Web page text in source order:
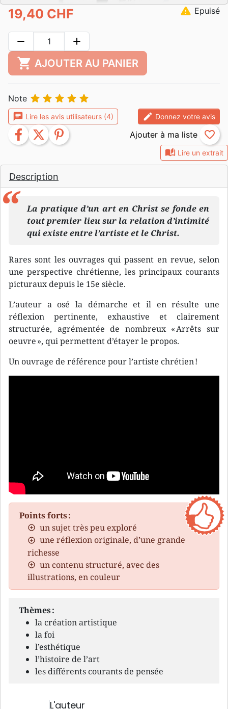
auto_stories Lire un extrait
Description
La pratique d’un art en Christ se fonde en
tout premier lieu sur la relation d’intimité
qui existe entre l’artiste et le Christ.
Rares sont les ouvrages qui passent en revue, selon
une perspective chrétienne, les principaux courants
picturaux depuis le 15e siècle.
L’auteur a osé la démarche et il en résulte une
réflexion pertinente, exhaustive et clairement
structurée, agrémentée de nombreux « Arrêts sur
oeuvre », qui permettent d’étayer le propos.
Un ouvrage de référence pour l’artiste chrétien !
Points forts :
un sujet très peu exploré
une réflexion originale, d’une grande
richesse
un contenu structuré, avec des
illustrations, en couleur
Thèmes :
la création artistique
la foi
l’esthétique
l’histoire de l’art
les différents courants de pensée
L'auteur
19,40 CHF warning Epuisé
remove add
shopping_cart AJOUTER AU PANIER
Note     
chat Lire les avis utilisateurs (4) edit Donnez votre avis
facebook twitter pinterest favorite_border